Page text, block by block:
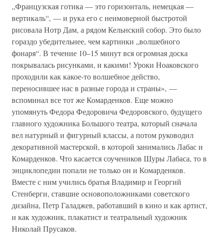
„Французская готика — это горизонталь, немецкая —
вертикаль“, — и рука его с неимоверной быстротой
рисовала Нотр Дам, а рядом Кельнский собор. Это было
гораздо убедительнее, чем картинки „волшебного
фонаря“. В течение 10–15 минут вся огромная доска
покрывалась рисунками, и какими! Уроки Ноаковского
проходили как какое-то волшебное действо,
переносившее нас в разные города и страны», —
вспоминал все тот же Комарденков. Еще можно
упомянуть Федора Федоровича Федоровского, будущего
главного художника Большого театра, который сначала
вел натурный и фигурный классы, а потом руководил
декоративной мастерской, в которой занимались Лабас и
Комарденков. Что касается соучеников Шуры Лабаса, то в
энциклопедии попали не только он и Комарденков.
Вместе с ним учились братья Владимир и Георгий
Стенберги, ставшие основоположниками советского
дизайна, Петр Галаджев, работавший в кино и как артист,
и как художник, плакатист и театральный художник
Николай Прусаков.